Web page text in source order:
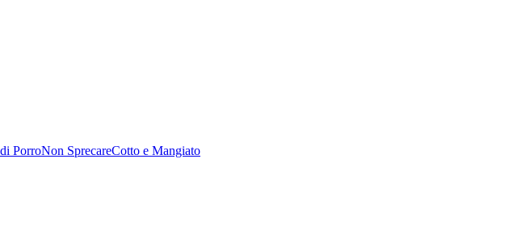
PorroNon SprecareCotto e Mangiato